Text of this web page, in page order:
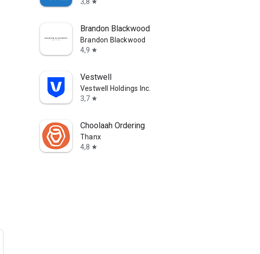
star
Brandon Blackwood
Brandon Blackwood
4,9 star
Vestwell
Vestwell Holdings Inc.
3,7 star
Choolaah Ordering
Thanx
4,8 star